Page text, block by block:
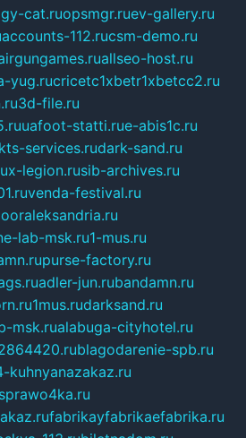
cat.ruopsmgr.ruev-gallery.ru
accounts-112.rucsm-demo.ru
allseo-host.ru
yug.rucricetc1xbetr1xbetcc2.ru
3d-file.ru
uafoot-statti.rue-abis1c.ru
kts-services.rudark-sand.ru
x-legion.rusib-archives.ru
venda-festival.ru
lab-msk.ru1-mus.ru
purse-factory.ru
adler-jun.rubandamn.ru
1mus.rudarksand.ru
msk.rualabuga-cityhotel.ru
blagodarenie-spb.ru
kuhnyanazakaz.ru
fabrikayfabrikaefabrika.ru